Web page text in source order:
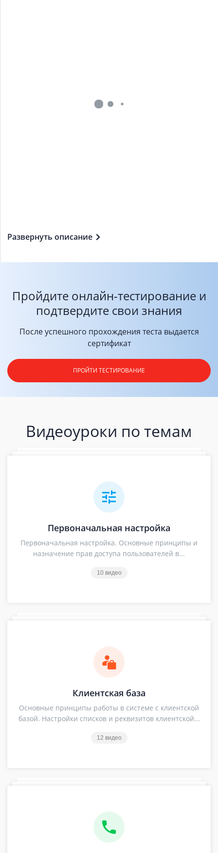
Развернуть описание
Пройдите онлайн-тестирование и
подтвердите свои знания
После успешного прохождения теста выдается
сертификат
ПРОЙТИ ТЕСТИРОВАНИЕ
Видеоуроки по темам
Первоначальная настройка
Первоначальная настройка. Основные принципы и
назначение прав доступа пользователей в...
10 видео
Клиентская база
Основные принципы работы в системе с клиентской
базой. Настройки списков и реквизитов клиентской...
12 видео